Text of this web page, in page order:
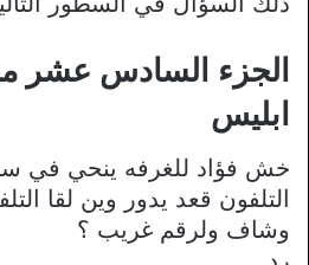
الجزء السادس عشر
ابليس
خش فؤاد للغرفه ينحي في
التلفون قعد يدور وين لقا
وشاف ولرقم غريب ؟